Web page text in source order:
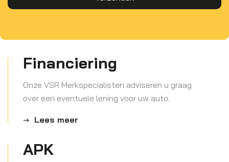
Financiering
Onze VSR Merkspecialisten adviseren u graag
over een eventuele lening voor uw auto.
Lees meer
APK